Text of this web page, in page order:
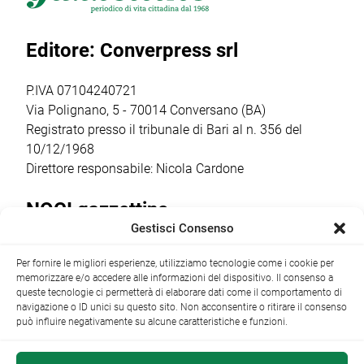
a partire dalle ore
trasformerà gli
cantina […]
parlare di guerra
comunità
ricorrenza ha […]
Editore: Converpress srl
P.IVA 07104240721
Via Polignano, 5 - 70014 Conversano (BA)
Registrato presso il tribunale di Bari al n. 356 del
10/12/1968
Direttore responsabile: Nicola Cardone
NOCI gazzettino
+39 080 4979274|info@nocigazzettino.it Contatti|
Archivio
Gestisci Consenso
Per fornire le migliori esperienze, utilizziamo tecnologie come i cookie per
memorizzare e/o accedere alle informazioni del dispositivo. Il consenso a
queste tecnologie ci permetterà di elaborare dati come il comportamento di
navigazione o ID unici su questo sito. Non acconsentire o ritirare il consenso
può influire negativamente su alcune caratteristiche e funzioni.